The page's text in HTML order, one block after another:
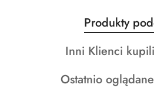
Pomiń karuzelę produktów
Produkty
o
statusie:
Produkty
Produkty
statusie:
Inni Klienci
Produkty
Ostatnio